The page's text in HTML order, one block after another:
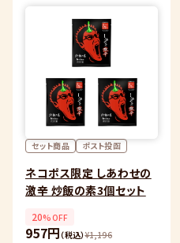
セット商品 ポスト投函
ネコポス限定 しあわせの
激辛 炒飯の素3個セット
20%OFF
957円（税込）¥1,196